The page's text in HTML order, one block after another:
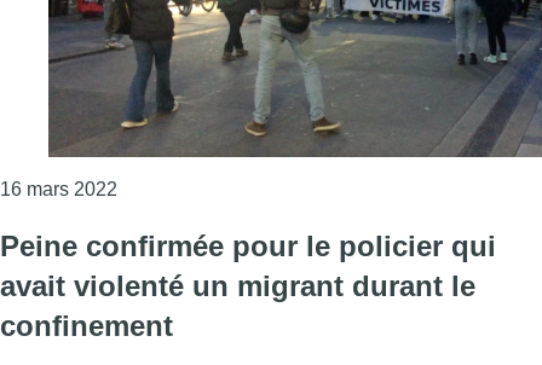
16 mars 2022
Peine confirmée pour le policier qui
avait violenté un migrant durant le
confinement